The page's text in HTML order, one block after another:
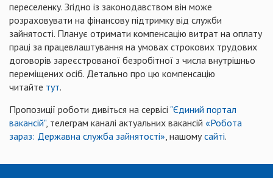
переселенку. Згідно із законодавством він може
розраховувати на фінансову підтримку від служби
зайнятості. Планує отримати компенсацію витрат на оплату
праці за працевлаштування на умовах строкових трудових
договорів зареєстрованої безробітної з числа внутрішньо
переміщених осіб. Детально про цю компенсацію
читайте тут.
Пропозиції роботи дивіться на сервісі "Єдиний портал
вакансій", телеграм каналі актуальних вакансій «Робота
зараз: Державна служба зайнятості», нашомусайті.